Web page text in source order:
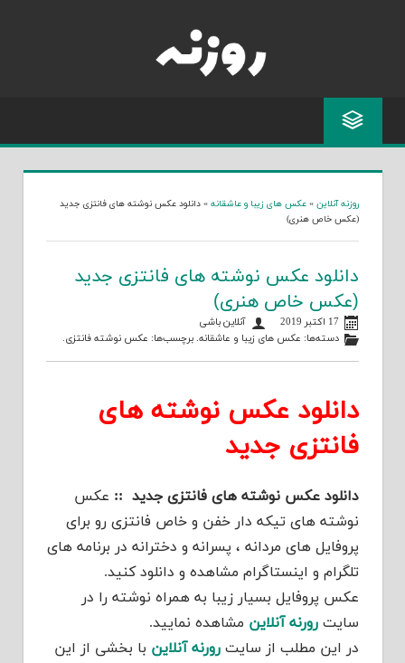
روزنه آنلاین » عکس های زیبا و عاشقانه » دانلود عکس نوشته های فانتزی جدید
(عکس خاص هنری)
دانلود عکس نوشته های فانتزی جدید
(عکس خاص هنری)
17 اکتبر 2019
آنلاین باشی
دسته‌ها: عکس های زیبا و عاشقانه. برچسب‌ها: عکس نوشته فانتزی.
دانلود عکس نوشته های
فانتزی جدید
دانلود عکس نوشته های فانتزی جدید :: عکس
نوشته های تیکه دار خفن و خاص فانتزی رو برای
پروفایل های مردانه ، پسرانه و دخترانه در برنامه های
تلگرام و اینستاگرام مشاهده و دانلود کنید.
عکس پروفایل بسیار زیبا به همراه نوشته را در
سایت رورنه آنلاین مشاهده نمایید.
در این مطلب از سایت رورنه آنلاین با بخشی از این